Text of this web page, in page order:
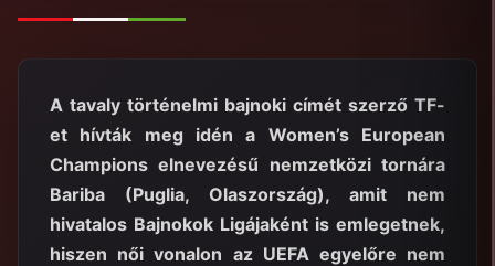
A tavaly történelmi bajnoki címét szerző TF-
et hívták meg idén a Women’s European
Champions elnevezésű nemzetközi tornára
Bariba (Puglia, Olaszország), amit nem
hivatalos Bajnokok Ligájaként is emlegetnek,
hiszen női vonalon az UEFA egyelőre nem